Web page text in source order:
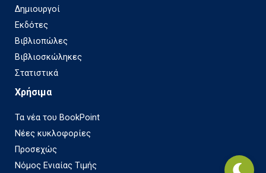
Δημιουργοί
Εκδότες
Βιβλιοπώλες
Βιβλιοσκώληκες
Στατιστικά
Χρήσιμα
Τα νέα του BookPoint
Νέες κυκλοφορίες
Προσεχώς
Νόμος Ενιαίας Τιμής